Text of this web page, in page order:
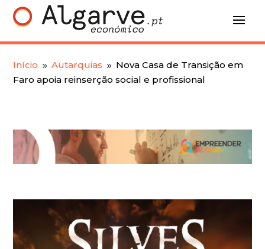
Início 9 Autarquias 9 Nova Casa de Transição em
Faro apoia reinserção social e profissional